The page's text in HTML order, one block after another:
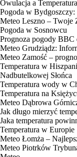
Owulacja a
Pogoda w
Meteo Leszno – Twoje
Pogoda w Sosnowcu
Prognoza pogody BBC
Meteo Grudziądz:
Meteo Zamość –
Temperatura w
Nadbutelkowej Słońca
Temperatura wody w
Temperatura na
Meteo Dąbrowa
Jak długo mierzyć
Jaka temperatura
Temperatura w Europie
Meteo Łomża –
Meteo Piotrków